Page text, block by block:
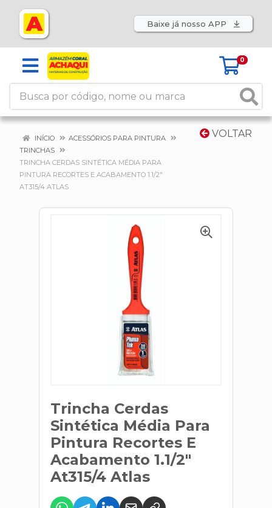
Baixe já nosso APP
0
VOLTAR
INÍCIO
ACESSÓRIOS PARA PINTURA
TRINCHAS
TRINCHA CERDAS SINTÉTICA MÉDIA PARA
PINTURA RECORTES E ACABAMENTO 1.1/2"
AT315/4 ATLAS
Trincha Cerdas
Sintética Média Para
Pintura Recortes E
Acabamento 1.1/2"
At315/4 Atlas